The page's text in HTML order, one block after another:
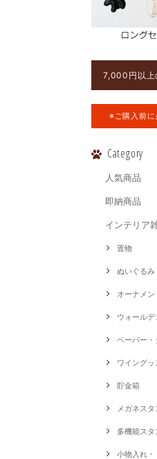
7,000円以上
※ご購入前
Category
人気商品
即納商品
インテリア
置物
ぬいぐるみ
オーナメン
ウォールデ
ペーパー・
ワイングッ
貯金箱
メガネスタ
多機能スタ
小物入れ・